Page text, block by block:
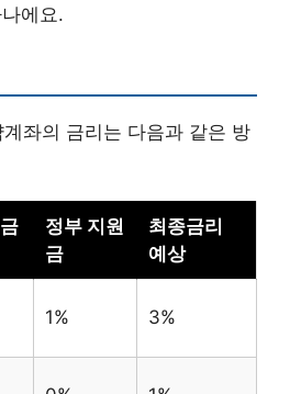
에요.
좌의 금리는 다음과 같은 방
정부 지원
금
최종금리
예상
1% 3%